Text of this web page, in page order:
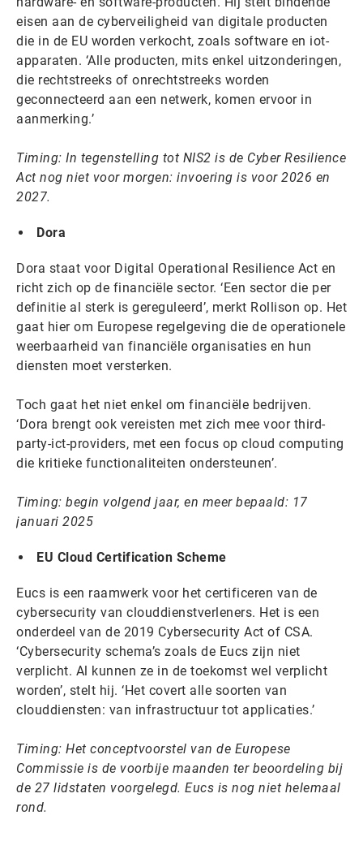
eisen aan de cyberveiligheid van digitale producten
die in de EU worden verkocht, zoals software en iot-
apparaten. ‘Alle producten, mits enkel uitzonderingen,
die rechtstreeks of onrechtstreeks worden
geconnecteerd aan een netwerk, komen ervoor in
aanmerking.’
Timing: In tegenstelling tot NIS2 is de Cyber Resilience
Act nog niet voor morgen: invoering is voor 2026 en
2027.
Dora
Dora staat voor Digital Operational Resilience Act en
richt zich op de financiële sector. ‘Een sector die per
definitie al sterk is gereguleerd’, merkt Rollison op. Het
gaat hier om Europese regelgeving die de operationele
weerbaarheid van financiële organisaties en hun
diensten moet versterken.
Toch gaat het niet enkel om financiële bedrijven.
‘Dora brengt ook vereisten met zich mee voor third-
party-ict-providers, met een focus op cloud computing
die kritieke functionaliteiten ondersteunen’.
Timing: begin volgend jaar, en meer bepaald: 17
januari 2025
EU Cloud Certification Scheme
Eucs is een raamwerk voor het certificeren van de
cybersecurity van clouddienstverleners. Het is een
onderdeel van de 2019 Cybersecurity Act of CSA.
‘Cybersecurity schema’s zoals de Eucs zijn niet
verplicht. Al kunnen ze in de toekomst wel verplicht
worden’, stelt hij. ‘Het covert alle soorten van
clouddiensten: van infrastructuur tot applicaties.’
Timing: Het conceptvoorstel van de Europese
Commissie is de voorbije maanden ter beoordeling bij
de 27 lidstaten voorgelegd. Eucs is nog niet helemaal
rond.